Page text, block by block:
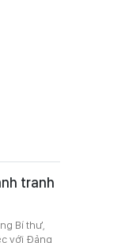
tranh
Bí thư,
với Đảng